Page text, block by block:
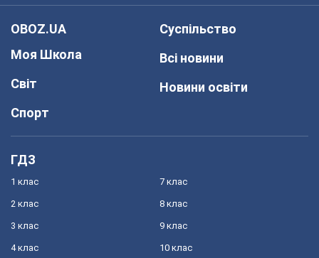
OBOZ.UA
Моя Школа
Світ
Спорт
Суспільство
Всі новини
Новини освіти
ГДЗ
1 клас
2 клас
3 клас
4 клас
7 клас
8 клас
9 клас
10 клас